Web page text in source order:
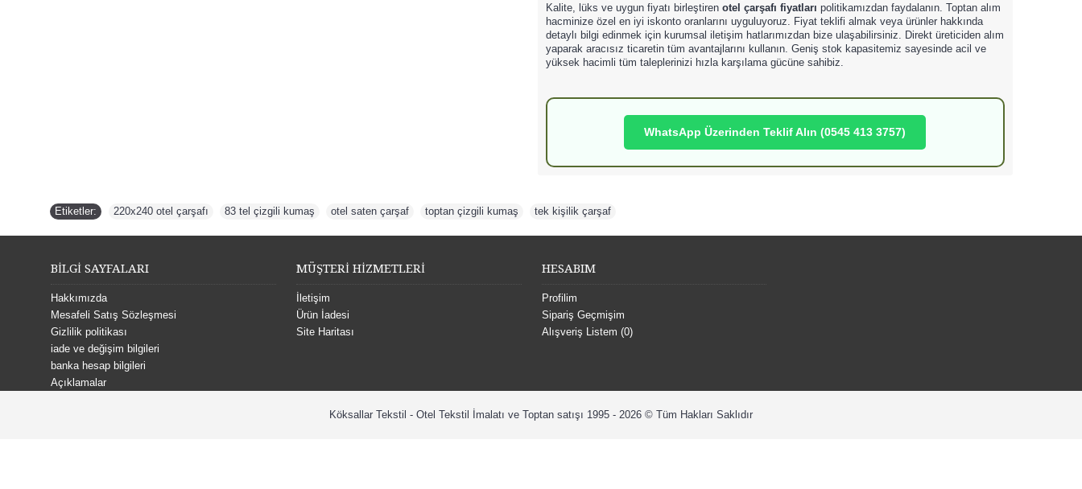
Kalite, lüks ve uygun fiyatı birleştiren otel çarşafı fiyatları politikamızdan faydalanın. Toptan alım
hacminize özel en iyi iskonto oranlarını uyguluyoruz. Fiyat teklifi almak veya ürünler hakkında
detaylı bilgi edinmek için kurumsal iletişim hatlarımızdan bize ulaşabilirsiniz. Direkt üreticiden alım
yaparak aracısız ticaretin tüm avantajlarını kullanın. Geniş stok kapasitemiz sayesinde acil ve
yüksek hacimli tüm taleplerinizi hızla karşılama gücüne sahibiz.
WhatsApp Üzerinden Teklif Alın (0545 413 3757)
Etiketler: 220x240 otel çarşafı 83 tel çizgili kumaş otel saten çarşaf toptan çizgili kumaş tek kişilik çarşaf
BİLGİ SAYFALARI
Hakkımızda
Mesafeli Satış Sözleşmesi
Gizlilik politikası
iade ve değişim bilgileri
banka hesap bilgileri
Açıklamalar
MÜŞTERİ HİZMETLERİ
İletişim
Ürün İadesi
Site Haritası
HESABIM
Profilim
Sipariş Geçmişim
Alışveriş Listem (0)
Köksallar Tekstil - Otel Tekstil İmalatı ve Toptan satışı 1995 - 2026 © Tüm Hakları Saklıdır